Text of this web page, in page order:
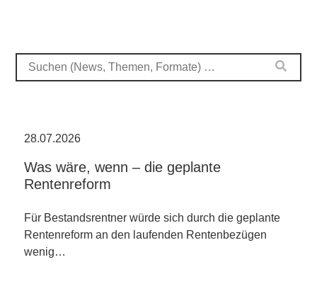
28.07.2026
Was wäre, wenn – die geplante
Rentenreform
Für Bestandsrentner würde sich durch die geplante
Rentenreform an den laufenden Rentenbezügen
wenig…